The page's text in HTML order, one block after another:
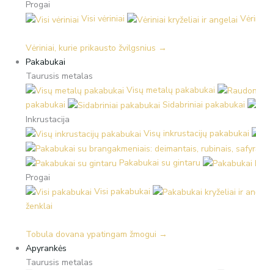
Progai
Visi vėriniai
Vėriniai, kurie prikausto žvilgsnius →
Pakabukai
Taurusis metalas
Visų metalų pakabukai
pakabukai
Sidabriniai pakabukai
Inkrustacija
Visų inkrustacijų pakabukai
Pakabukai su gintaru
Progai
Visi pakabukai
ženklai
Tobula dovana ypatingam žmogui →
Apyrankės
Taurusis metalas